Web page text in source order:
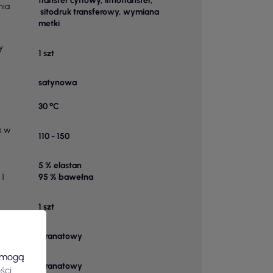
sitodruk transferowy, wymiana
metki
1 szt
satynowa
30 °C
w
110 - 150
5 % elastan
95 % bawełna
1 szt
Granatowy
Granatowy